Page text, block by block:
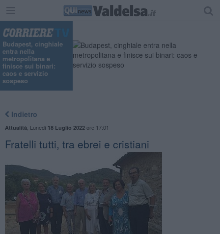
Budapest, cinghiale
entra nella
metropolitana e
finisce sui binari:
caos e servizio
sospeso
Indietro
Attualità Lunedì 18 Luglio 2022ore 17:01
Fratelli tutti, tra ebrei e cristiani